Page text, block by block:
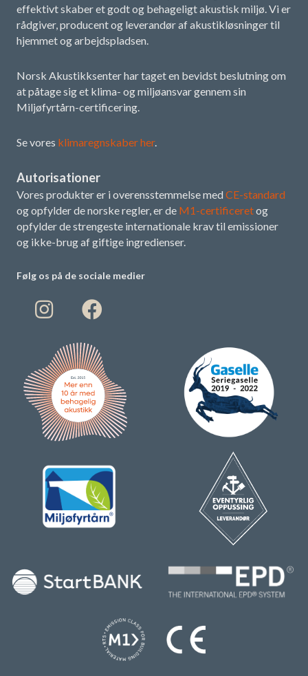
effektivt skaber et godt og behageligt akustisk miljø. Vi er
rådgiver, producent og leverandør af akustikløsninger til
hjemmet og arbejdspladsen.
Norsk Akustikksenter har taget en bevidst beslutning om
at påtage sig et klima- og miljøansvar gennem sin
Miljøfyrtårn-certificering.
Se vores klimaregnskaber her.
Autorisationer
Vores produkter er i overensstemmelse med CE-standard
og opfylder de norske regler, er de M1-certificeretog
opfylder de strengeste internationale krav til emissioner
og ikke-brug af giftige ingredienser.
Følg os på de sociale medier